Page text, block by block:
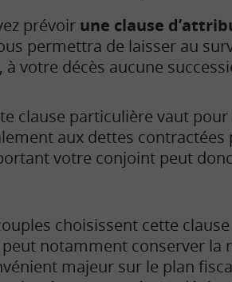
prévoir une clause
permettra de laisser au
à votre décès aucune
clause particulière vaut
aux dettes contractées
votre conjoint peut
choisissent cette
notamment conserver la
majeur sur le plan